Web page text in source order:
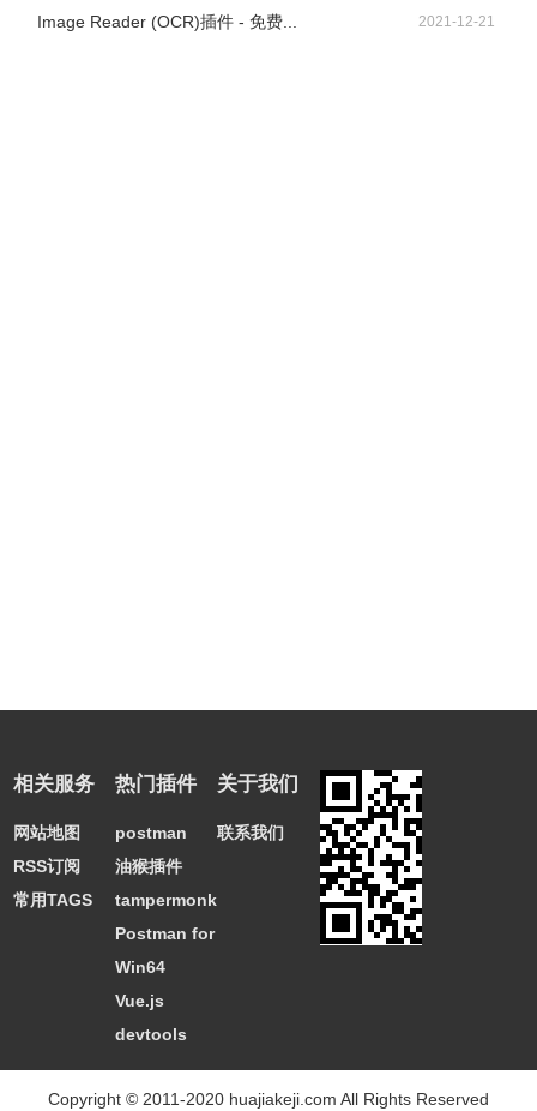
Image Reader (OCR)插件 - 免费... 2021-12-21
相关服务
网站地图
RSS订阅
常用TAGS
热门插件
postman
油猴插件
tampermonkey
Postman for
Win64
Vue.js
devtools
关于我们
联系我们
Copyright © 2011-2020 huajiakeji.com All Rights Reserved